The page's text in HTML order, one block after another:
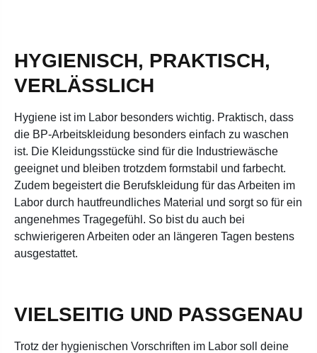
HYGIENISCH, PRAKTISCH,
VERLÄSSLICH
Hygiene ist im Labor besonders wichtig. Praktisch, dass
die BP-Arbeitskleidung besonders einfach zu waschen
ist. Die Kleidungsstücke sind für die Industriewäsche
geeignet und bleiben trotzdem formstabil und farbecht.
Zudem begeistert die Berufskleidung für das Arbeiten im
Labor durch hautfreundliches Material und sorgt so für ein
angenehmes Tragegefühl. So bist du auch bei
schwierigeren Arbeiten oder an längeren Tagen bestens
ausgestattet.
VIELSEITIG UND PASSGENAU
Trotz der hygienischen Vorschriften im Labor soll deine